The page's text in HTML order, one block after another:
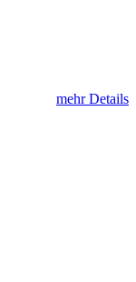
mehr Details